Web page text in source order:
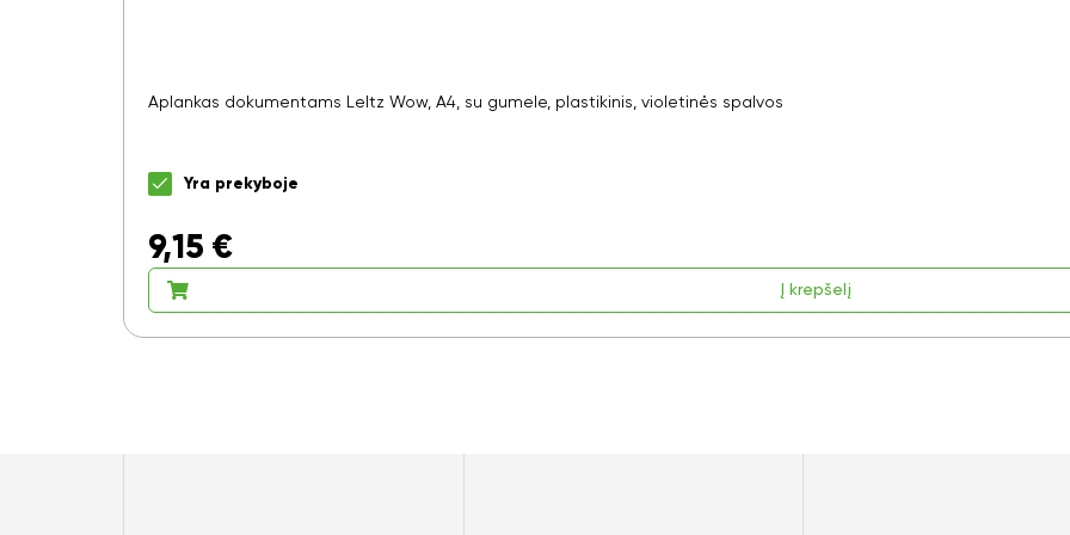
Aplankas dokumentams LeItz Wow, A4, su gumele, plastikinis, violetinės spalvos
Yra prekyboje
9,15 €
Į krepšelį